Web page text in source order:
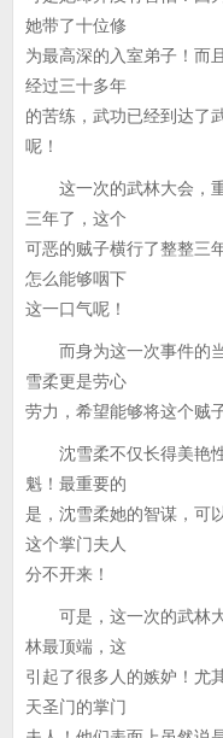
她带了十位修
为最高深的入室弟子！而
经过三十多年
的苦练，武功已经到达了
呢！
这一次的武林大会，重
三年了，这个
可恶的贼子横行了整整三
怎么能够咽下
这一口气呢！
而身为这一次事件的
雪柔更是劳心
劳力，希望能够将这个贼
沈雪柔不仅长得美艳性
魁！最重要的
是，沈雪柔她的智谋，可
这个掌门夫人
分不开来！
可是，这一次的武林大
林最顶端，这
引起了很多人的嫉妒！尤
天圣门的掌门